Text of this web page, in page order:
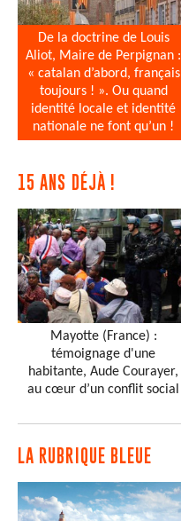
De la doctrine de Louis
Aliot, Maire de Perpignan :
« catalan d’abord, français
toujours ! ». Ou quand
identité locale et identité
nationale ne font qu’un !
15 ANS DÉJÀ !
Mayotte (France) :
témoignage d'une
habitante, Aude Courayer,
au cœur d’un conflit social
LA RUBRIQUE BLEUE